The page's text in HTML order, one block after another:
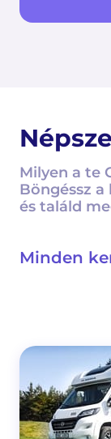
Milyen a te
Böngéssz
és találd
Minden